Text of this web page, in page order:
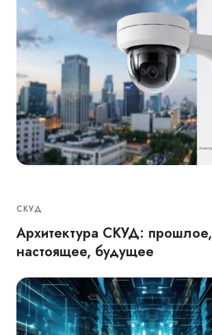
СКУД
Архитектура СКУД: прошлое,
настоящее, будущее